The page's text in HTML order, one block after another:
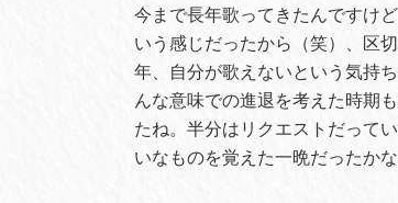
今まで長年歌ってきたんですけ
いう感じだったから（笑）、区
年、自分が歌えないという気持
んな意味での進退を考えた時期
たね。半分はリクエストだって
いなものを覚えた一晩だったかな